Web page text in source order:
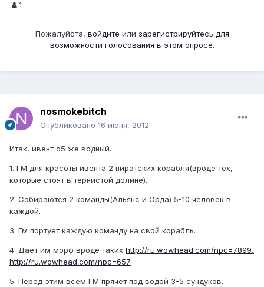
1
Пожалуйста, войдите или зарегистрируйтесь для
возможности голосования в этом опросе.
nosmokebitch
Опубликовано 16 июня, 2012
Итак, ивент о5 же водный.
1. ГМ для красоты ивента 2 пиратских корабля(вроде тех,
которые стоят в тернистой долине).
2. Собираются 2 команды(Альянс и Орда) 5-10 человек в
каждой.
3. Гм портует каждую команду на свой корабль.
4. Дает им морф вроде таких http://ru.wowhead.com/npc=7899,
http://ru.wowhead.com/npc=657
5. Перед этим всем ГМ прячет под водой 3-5 сундуков.